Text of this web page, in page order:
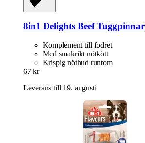
8in1 Delights Beef Tuggpinnar
Komplement till fodret
Med smakrikt nötkött
Krispig nöthud runtom
67 kr
Leverans till 19. augusti